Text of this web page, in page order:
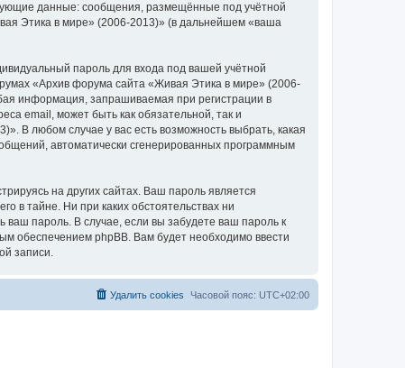
данные: сообщения, размещённые под учётной
Этика в мире» (2006-2013)» (в дальнейшем «ваша
пароль для входа под вашей учётной
«Архив форума сайта «Живая Этика в мире» (2006-
информация, запрашиваемая при регистрации в
email, может быть как обязательной, так и
В любом случае у вас есть возможность выбрать, какая
автоматически сгенерированных программным
на других сайтах. Ваш пароль является
в тайне. Ни при каких обстоятельствах ни
пароль. В случае, если вы забудете ваш пароль к
обеспечением phpBB. Вам будет необходимо ввести
записи.
Часовой пояс: UTC+02:00
Удалить cookies